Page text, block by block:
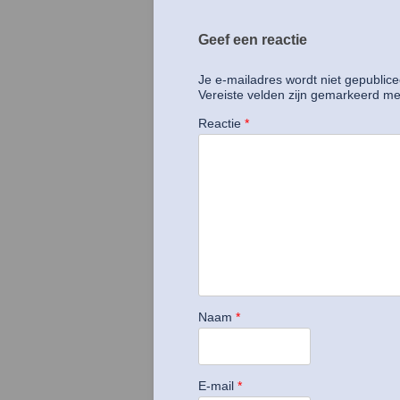
Geef een reactie
Je e-mailadres wordt niet
Vereiste velden zijn gemarkeerd
Reactie *
Naam *
E-mail *